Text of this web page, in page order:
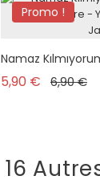
Promo !
Namaz
5,90 € Prix de
6,90 €Prix
16